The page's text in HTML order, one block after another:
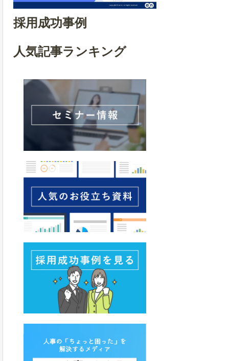
採用成功事例
人気記事ランキング